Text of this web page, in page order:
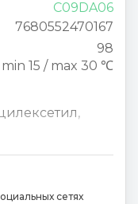
C09DA06
7680552470167
98
min 15 / max 30 ℃
,
сетях